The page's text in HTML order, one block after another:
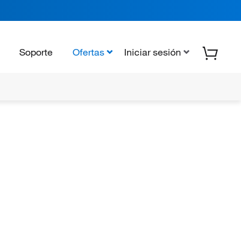
Soporte Ofertas Iniciar sesión